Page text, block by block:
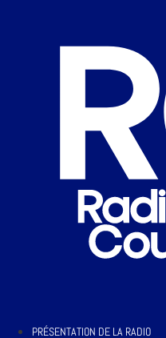
PRÉSENTATION DE LA RADIO